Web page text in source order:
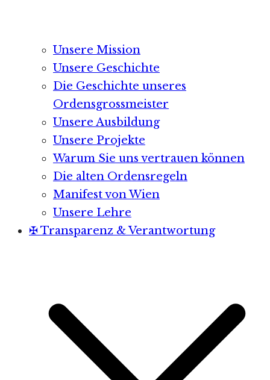
Unsere Mission
Unsere Geschichte
Die Geschichte unseres
Ordensgrossmeister
Unsere Ausbildung
Unsere Projekte
Warum Sie uns vertrauen können
Die alten Ordensregeln
Manifest von Wien
Unsere Lehre
✠ Transparenz & Verantwortung